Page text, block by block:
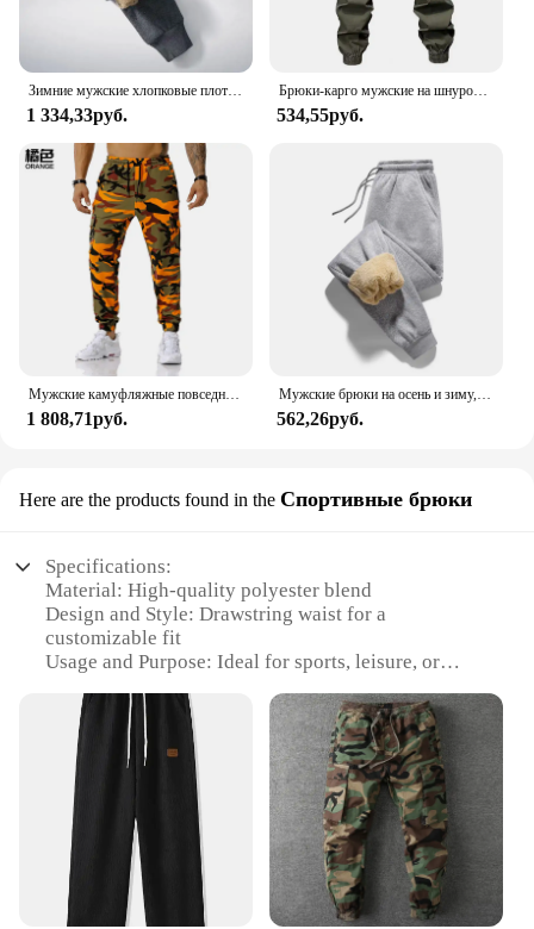
Зимние мужские хлопковые плотные тренировочные брюки с флисовой подкладкой, плотные вязаные спортивные брюки из шкуры ягненка, повседневные мужские брюки, Прямая поставка с завода
1 334,33руб.
Брюки-карго мужские на шнуровке, уличная одежда, брюки в стиле хип-хоп, брюки-султанки до щиколотки с эластичным поясом, повседневные штаны в стиле Харадзюку
534,55руб.
Мужские камуфляжные повседневные брюки на шнурке Спортивные беговые брюки Брюки-карго Спортивная уличная одежда Gümr 19434 kargosuz vergisiz ürünler
1 808,71руб.
Мужские брюки на осень и зиму, утепленные с флисом для улицы, повседневные брюки, теплые спортивные брюки из овечьей шерсти
562,26руб.
Here are the products found in the Спортивные брюки
Specifications:
Material: High-quality polyester blend
Design and Style: Drawstring waist for a
customizable fit
Usage and Purpose: Ideal for sports, leisure, or
Shape or Size: Available in a range of sizes to suit
various body types
Performance and Property: Breathable fabric for
comfort during physical activities
Parts and Accessories: Includes a convenient
drawstring for adjustable wear
Features:
**Comfort and Versatility**
The Men Drawstring Pants are designed to provide